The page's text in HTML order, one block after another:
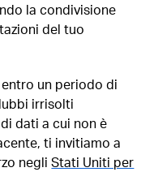
la condivisione
del tuo
un periodo di
irrisolti
dati a cui non è
ti invitiamo a
negliStati Uniti per